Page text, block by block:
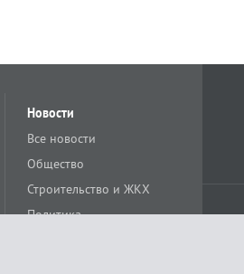
Новости
Все новости
Общество
Строительство и ЖКХ
Политика